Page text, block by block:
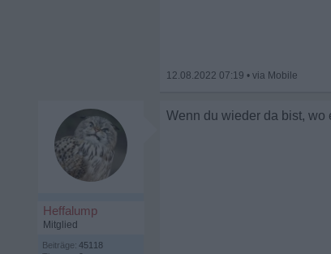
12.08.2022 07:19 •
Heffalump
Mitglied
Beiträge: 45118
Wenn du wieder da bist, wo